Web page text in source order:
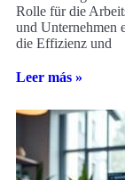
Rolle für die
und Unternehmen
die Effizienz und
Leer más »